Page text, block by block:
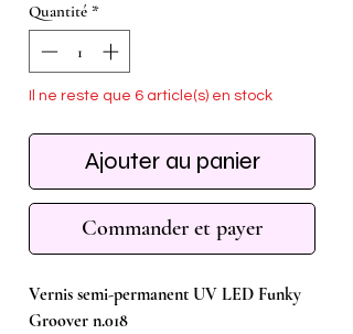
Quantité *
Il ne reste que 6 article(s) en stock
Ajouter au panier
Commander et payer
Vernis semi-permanent UV LED Funky
Groover n.018